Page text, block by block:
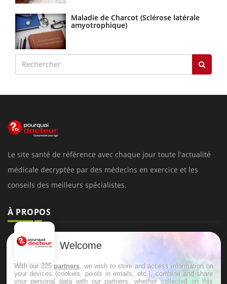
Maladie de Charcot (Sclérose latérale
amyotrophique)
Le site santé de référence avec chaque jour toute l'actualité
médicale decryptée par des médecins en exercice et les
conseils des meilleurs spécialistes.
À PROPOS
Données personnelles et cookies
Conditions d'utilisation
Welcome
With our 225 partners , we wish to store and access information on
your devices (cookies, pixels in emails, etc.), combine and share
your personal data with our partners, whether collected on this